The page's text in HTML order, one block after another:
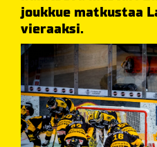
joukkue matkustaa
vieraaksi.